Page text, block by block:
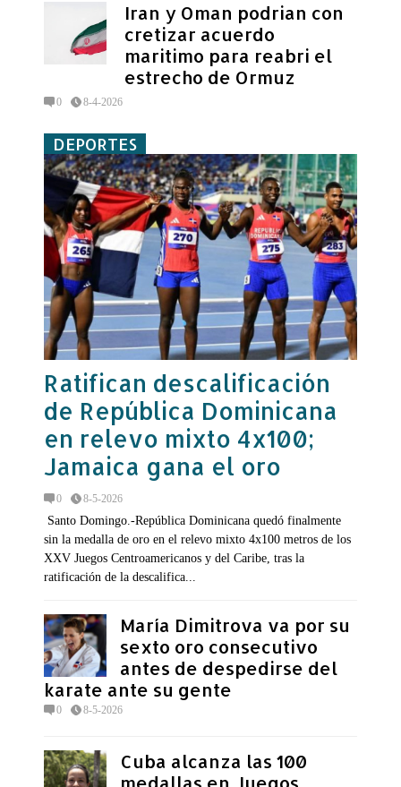
Iran y Oman podrian con
cretizar acuerdo
maritimo para reabri el
estrecho de Ormuz
0 8-4-2026
DEPORTES
Ratifican descalificación
de República Dominicana
en relevo mixto 4x100;
Jamaica gana el oro
0 8-5-2026
Santo Domingo.-República Dominicana quedó finalmente
sin la medalla de oro en el relevo mixto 4x100 metros de los
XXV Juegos Centroamericanos y del Caribe, tras la
ratificación de la descalifica...
María Dimitrova va por su
sexto oro consecutivo
antes de despedirse del
karate ante su gente
0 8-5-2026
Cuba alcanza las 100